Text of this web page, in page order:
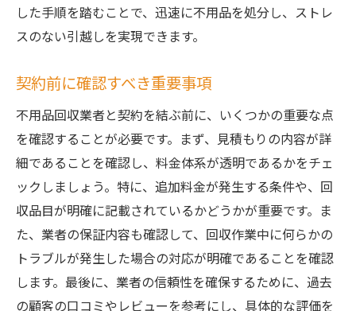
した手順を踏むことで、迅速に不用品を処分し、ストレ
スのない引越しを実現できます。
契約前に確認すべき重要事項
不用品回収業者と契約を結ぶ前に、いくつかの重要な点
を確認することが必要です。まず、見積もりの内容が詳
細であることを確認し、料金体系が透明であるかをチェ
ックしましょう。特に、追加料金が発生する条件や、回
収品目が明確に記載されているかどうかが重要です。ま
た、業者の保証内容も確認して、回収作業中に何らかの
トラブルが発生した場合の対応が明確であることを確認
します。最後に、業者の信頼性を確保するために、過去
の顧客の口コミやレビューを参考にし、具体的な評価を